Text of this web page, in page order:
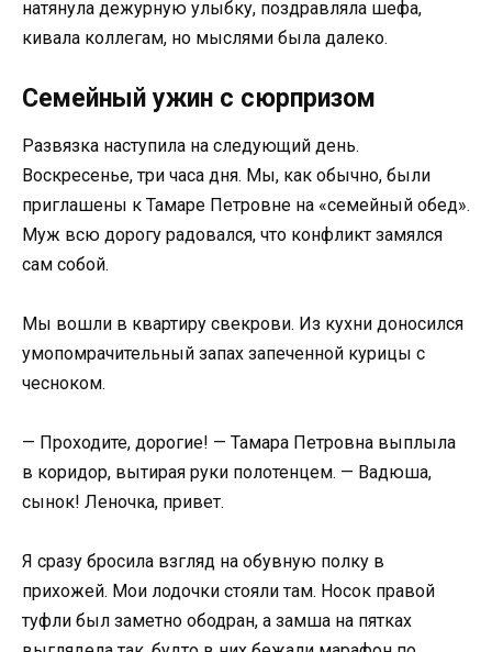
натянула дежурную улыбку, поздравляла шефа,
кивала коллегам, но мыслями была далеко.
Семейный ужин с сюрпризом
Развязка наступила на следующий день.
Воскресенье, три часа дня. Мы, как обычно, были
приглашены к Тамаре Петровне на «семейный обед».
Муж всю дорогу радовался, что конфликт замялся
сам собой.
Мы вошли в квартиру свекрови. Из кухни доносился
умопомрачительный запах запеченной курицы с
чесноком.
— Проходите, дорогие! — Тамара Петровна выплыла
в коридор, вытирая руки полотенцем. — Вадюша,
сынок! Леночка, привет.
Я сразу бросила взгляд на обувную полку в
прихожей. Мои лодочки стояли там. Носок правой
туфли был заметно ободран, а замша на пятках